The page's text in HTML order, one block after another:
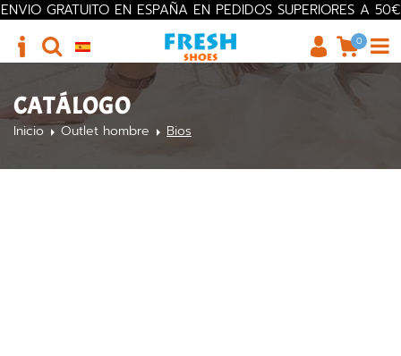
ENVIO GRATUITO EN ESPAÑA EN PEDIDOS SUPERIORES A 50€
0
CATÁLOGO
Inicio Outlet hombre Bios